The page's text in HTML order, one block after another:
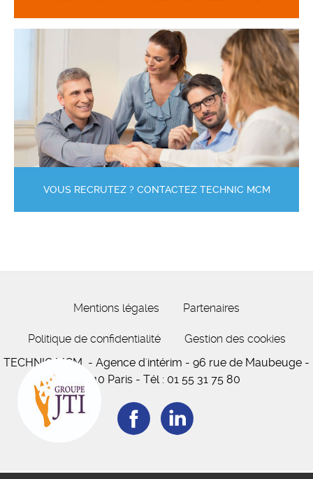
VOUS RECRUTEZ ? CONTACTEZ TECHNIC MCM
Mentions légales Partenaires
Politique de confidentialité
Gestion des cookies
TECHNIC MCM - Agence d'intérim - 96 rue de Maubeuge -
75010 Paris - Tél : 01 55 31 75 80